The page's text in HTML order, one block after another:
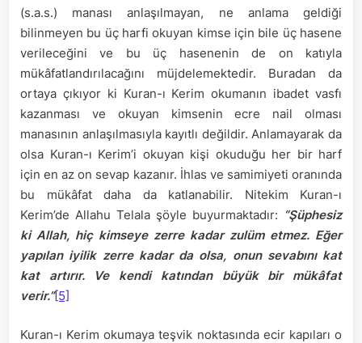
(s.a.s.) manası anlaşılmayan, ne anlama geldiği
bilinmeyen bu üç harfi okuyan kimse için bile üç hasene
verileceğini ve bu üç hasenenin de on katıyla
mükâfatlandırılacağını müjdelemektedir. Buradan da
ortaya çıkıyor ki Kuran-ı Kerim okumanın ibadet vasfı
kazanması ve okuyan kimsenin ecre nail olması
manasının anlaşılmasıyla kayıtlı değildir. Anlamayarak da
olsa Kuran-ı Kerim’i okuyan kişi okuduğu her bir harf
için en az on sevap kazanır. İhlas ve samimiyeti oranında
bu mükâfat daha da katlanabilir. Nitekim Kuran-ı
Kerim’de Allahu Telala şöyle buyurmaktadır: “Şüphesiz
ki Allah, hiç kimseye zerre kadar zulüm etmez. Eğer
yapılan iyilik zerre kadar da olsa, onun sevabını kat
kat artırır. Ve kendi katından büyük bir mükâfat
verir.”[5]
Kuran-ı Kerim okumaya teşvik noktasında ecir kapıları o